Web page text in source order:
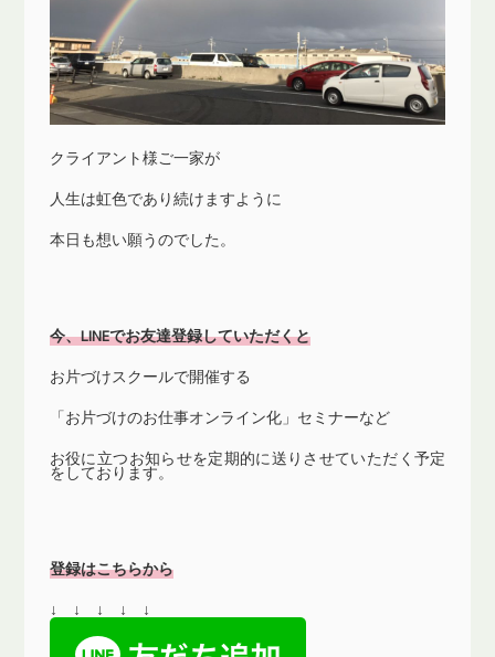
クライアント様ご一家が
人生は虹色であり続けますように
本日も想い願うのでした。
今、LINEでお友達登録していただくと
お片づけスクールで開催する
「お片づけのお仕事オンライン化」セミナーなど
お役に立つお知らせを定期的に送りさせていただく予定
をしております。
登録はこちらから
↓ ↓ ↓ ↓ ↓